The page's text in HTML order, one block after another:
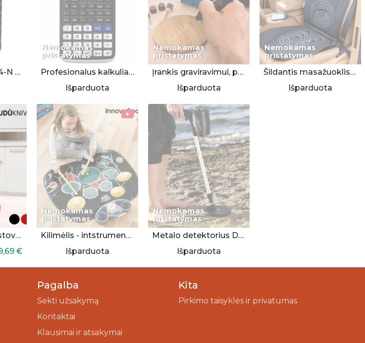
„brigmton“ BT-124-N skaitmeninis radijas/grotuvas
Nemokamas
pristatymas
Profesionalus kalkuliatorius Casio
Išparduota
Nemokamas
pristatymas
Įrankis graviravimui, poliravimui ir kitiems darbams
Išparduota
Nemokamas
pristatymas
Šildantis masažuoklis kėdei ar sėdynei
Išparduota
Peilių rinkinys su stovu - žmogeliukas
€
Nemokamas
pristatymas
Kilimėlis - intstrumentas būgnai
Išparduota
Nemokamas
pristatymas
Metalo detektorius Denver
Išparduota
Pagalba
Sekti užsakymą
Kontaktai
Klausimai ir atsakymai
Kita
Pirkimo taisyklės ir privatumas